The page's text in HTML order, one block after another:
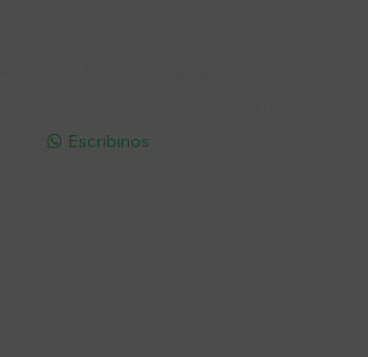
 Escribinos